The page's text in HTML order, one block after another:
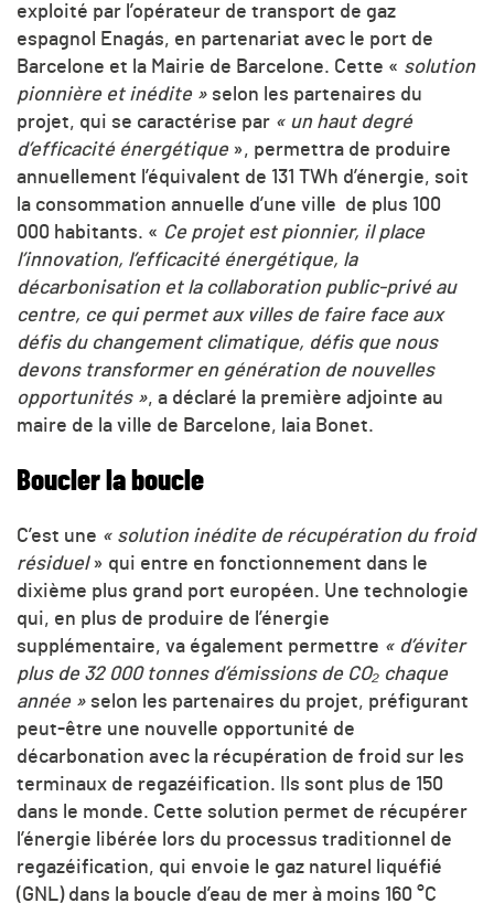
exploité par l’opérateur de transport de gaz
espagnol Enagás, en partenariat avec le port de
Barcelone et la Mairie de Barcelone. Cette « solution
pionnière et inédite » selon les partenaires du
projet, qui se caractérise par « un haut degré
d’efficacité énergétique », permettra de produire
annuellement l’équivalent de 131 TWh d’énergie, soit
la consommation annuelle d’une ville de plus 100
000 habitants. « Ce projet est pionnier, il place
l’innovation, l’efficacité énergétique, la
décarbonisation et la collaboration public-privé au
centre, ce qui permet aux villes de faire face aux
défis du changement climatique, défis que nous
devons transformer en génération de nouvelles
opportunités », a déclaré la première adjointe au
maire de la ville de Barcelone, laia Bonet.
Boucler la boucle
C’est une « solution inédite de récupération du froid
résiduel» qui entre en fonctionnement dans le
dixième plus grand port européen. Une technologie
qui, en plus de produire de l’énergie
supplémentaire, va également permettre « d’éviter
plus de 32 000 tonnes d’émissions de CO₂ chaque
année » selon les partenaires du projet, préfigurant
peut-être une nouvelle opportunité de
décarbonation avec la récupération de froid sur les
terminaux de regazéification. Ils sont plus de 150
dans le monde. Cette solution permet de récupérer
l’énergie libérée lors du processus traditionnel de
regazéification, qui envoie le gaz naturel liquéfié
(GNL) dans la boucle d’eau de mer à moins 160 °C